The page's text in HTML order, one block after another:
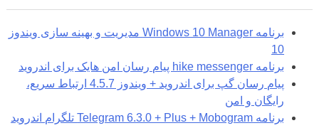
برنامه Windows 10 Manager مدیریت و بهینه سازی ویندوز
10
برنامه hike messenger پیام‌ رسان‌ امن هایک برای اندروید
پیام رسان گپ برای اندروید + ویندوز 4.5.7 ارتباط سریع،
رایگان و امن
برنامه Telegram 6.3.0 + Plus + Mobogram تلگرام اندروید